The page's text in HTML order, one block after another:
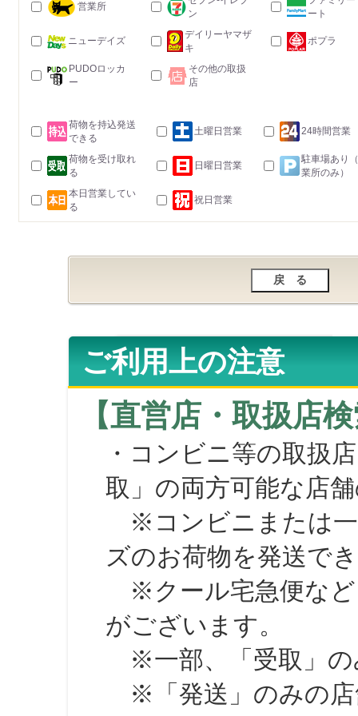
営業所
ン
ート
ニューデイズ
デイリーヤマザ
キ
ポプラ
PUDOロッカ
ー
その他の取扱
店
荷物を持込発送
できる
土曜日営業 24時間営業
荷物を受け取れ
る
日曜日営業
駐車場あり
業所のみ）
本日営業してい
る
祝日営業
ご利用上の注意
【直営店・取扱店
・コンビニ等の取扱
取」の両方可能な店
※コンビニまたは一
ズのお荷物を発送で
※クール宅急便など
がございます。
※一部、「受取」の
※「発送」のみの店